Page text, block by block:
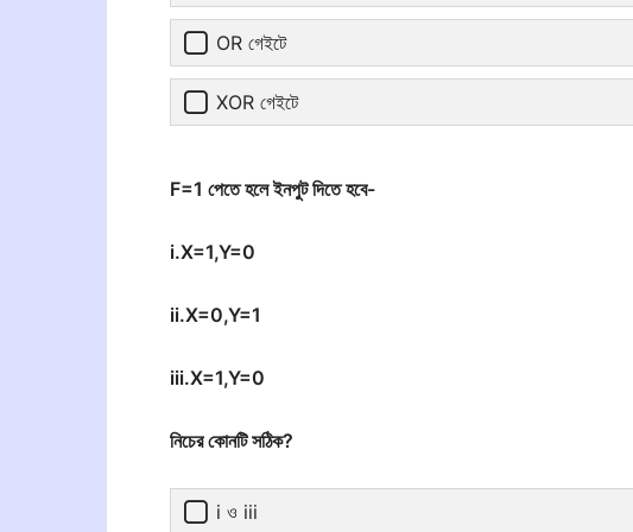
OR গেইটে
XOR গেইটে
F=1 পেতে হলে ইনপুট দিতে হবে-
i.X=1,Y=0
ii.X=0,Y=1
iii.X=1,Y=0
নিচের কোনটি সঠিক?
i ও iii